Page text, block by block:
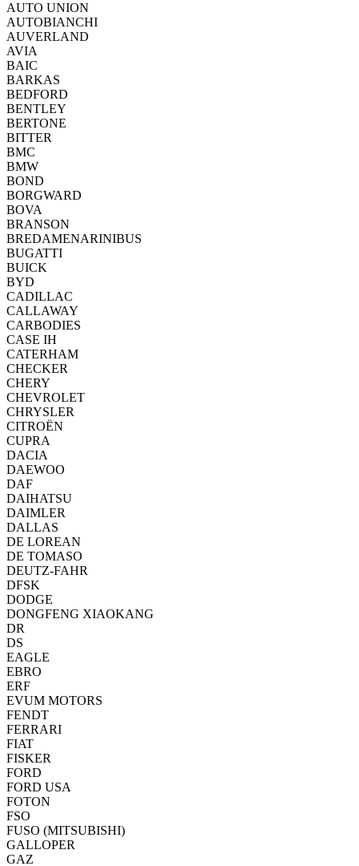
AUTO UNION
AUTOBIANCHI
AUVERLAND
AVIA
BAIC
BARKAS
BEDFORD
BENTLEY
BERTONE
BITTER
BMC
BMW
BOND
BORGWARD
BOVA
BRANSON
BREDAMENARINIBUS
BUGATTI
BUICK
BYD
CADILLAC
CALLAWAY
CARBODIES
CASE IH
CATERHAM
CHECKER
CHERY
CHEVROLET
CHRYSLER
CITROËN
CUPRA
DACIA
DAEWOO
DAF
DAIHATSU
DAIMLER
DALLAS
DE LOREAN
DE TOMASO
DEUTZ-FAHR
DFSK
DODGE
DONGFENG XIAOKANG
DR
DS
EAGLE
EBRO
ERF
EVUM MOTORS
FENDT
FERRARI
FIAT
FISKER
FORD
FORD USA
FOTON
FSO
FUSO (MITSUBISHI)
GALLOPER
GAZ